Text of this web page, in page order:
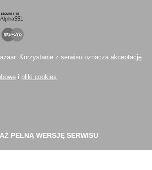
Korzystanie z serwisu oznacza akceptację
i pliki cookies
PEŁNĄ WERSJĘ SERWISU